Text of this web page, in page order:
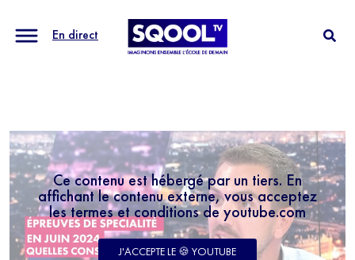
En direct
Ce contenu est hébergé par un tiers. En
affichant le contenu externe, vous acceptez
les termes et conditions de youtube.com
J'ACCEPTE LE 🍪 YOUTUBE